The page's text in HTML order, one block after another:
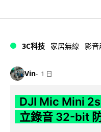
3C科技 家居無線 影音
Vin 1 日
DJI Mic Mini
立錄音 32-bit